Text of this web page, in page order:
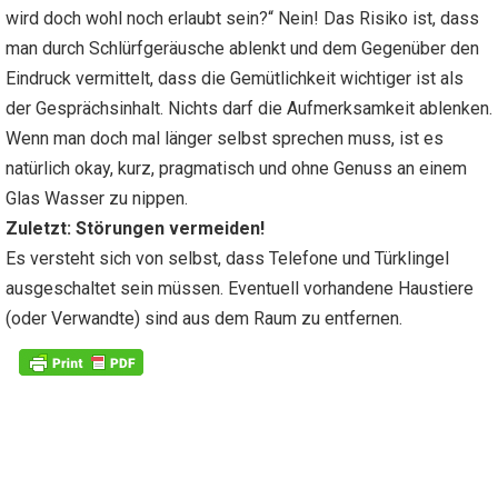
wird doch wohl noch erlaubt sein?“ Nein! Das Risiko ist, dass
man durch Schlürfgeräusche ablenkt und dem Gegenüber den
Eindruck vermittelt, dass die Gemütlichkeit wichtiger ist als
der Gesprächsinhalt. Nichts darf die Aufmerksamkeit ablenken.
Wenn man doch mal länger selbst sprechen muss, ist es
natürlich okay, kurz, pragmatisch und ohne Genuss an einem
Glas Wasser zu nippen.
Zuletzt: Störungen vermeiden!
Es versteht sich von selbst, dass Telefone und Türklingel
ausgeschaltet sein müssen. Eventuell vorhandene Haustiere
(oder Verwandte) sind aus dem Raum zu entfernen.